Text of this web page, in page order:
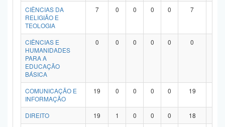
CIÊNCIAS DA
RELIGIÃO E
TEOLOGIA
7 0 0 0 0 7
CIÊNCIAS E
HUMANIDADES
PARA A
EDUCAÇÃO
BÁSICA
0 0 0 0 0 0
COMUNICAÇÃO E
INFORMAÇÃO
19 0 0 0 0 19
DIREITO 19 1 0 0 0 18